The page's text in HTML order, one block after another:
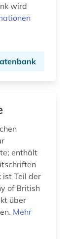
wird
enthält
ist Teil der
of British
über
Mehr